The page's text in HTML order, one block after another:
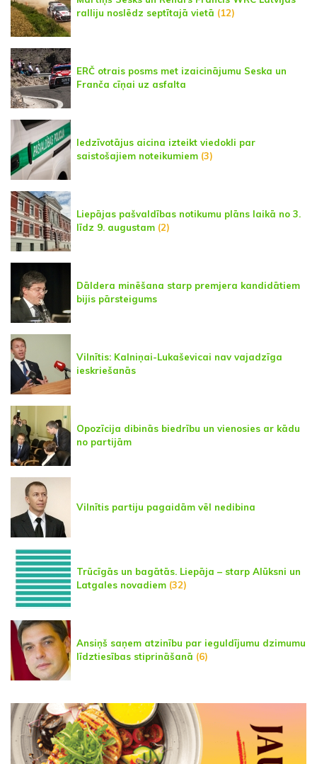
ralliju noslēdz septītajā vietā (12)
ERČ otrais posms met izaicinājumu Seska un
Franča cīņai uz asfalta
Iedzīvotājus aicina izteikt viedokli par
saistošajiem noteikumiem (3)
Liepājas pašvaldības notikumu plāns laikā no 3.
līdz 9. augustam (2)
Dāldera minēšana starp premjera kandidātiem
bijis pārsteigums
Vilnītis: Kalniņai-Lukaševicai nav vajadzīga
ieskriešanās
Opozīcija dibinās biedrību un vienosies ar kādu
no partijām
Vilnītis partiju pagaidām vēl nedibina
Trūcīgās un bagātās. Liepāja – starp Alūksni un
Latgales novadiem (32)
Ansiņš saņem atzinību par ieguldījumu dzimumu
līdztiesības stiprināšanā (6)